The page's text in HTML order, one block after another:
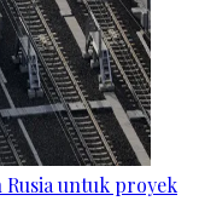
untuk proyek